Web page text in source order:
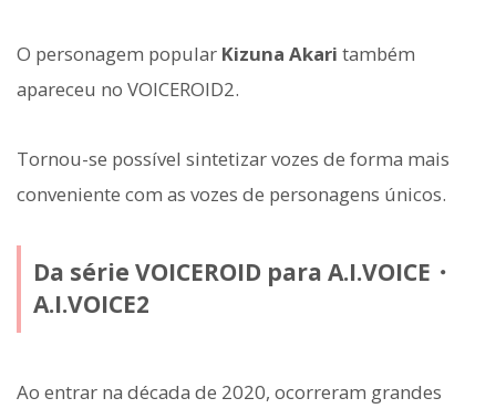
O personagem popular Kizuna Akari também
apareceu no VOICEROID2.
Tornou-se possível sintetizar vozes de forma mais
conveniente com as vozes de personagens únicos.
Da série VOICEROID para A.I.VOICE・
A.I.VOICE2
Ao entrar na década de 2020, ocorreram grandes